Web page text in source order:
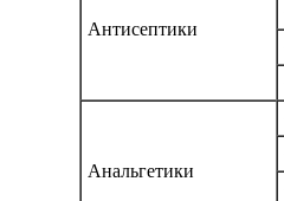
Антисептики
Анальгетики